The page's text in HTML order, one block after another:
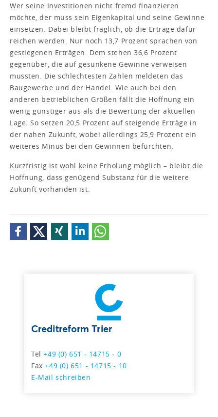
Wer seine Investitionen nicht fremd finanzieren
möchte, der muss sein Eigenkapital und seine Gewinne
einsetzen. Dabei bleibt fraglich, ob die Erträge dafür
reichen werden. Nur noch 13,7 Prozent sprachen von
gestiegenen Erträgen. Dem stehen 36,6 Prozent
gegenüber, die auf gesunkene Gewinne verweisen
mussten. Die schlechtesten Zahlen meldeten das
Baugewerbe und der Handel. Wie auch bei den
anderen betrieblichen Größen fällt die Hoffnung ein
wenig günstiger aus als die Bewertung der aktuellen
Lage. So setzen 20,5 Prozent auf steigende Erträge in
der nahen Zukunft, wobei allerdings 25,9 Prozent ein
weiteres Minus bei den Gewinnen befürchten.
Kurzfristig ist wohl keine Erholung möglich – bleibt die
Hoffnung, dass genügend Substanz für die weitere
Zukunft vorhanden ist.
Creditreform Trier
Tel+49 (0) 651 - 14715 - 0
Fax+49 (0) 651 - 14715 - 10
E-Mail schreiben